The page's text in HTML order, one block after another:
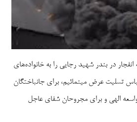
انفجار در بندر شهید رجایی را به خانواده‌های
تسلیت عرض مینمائیم، برای جانباختگان
الهی و برای مجروحان شفای عاجل